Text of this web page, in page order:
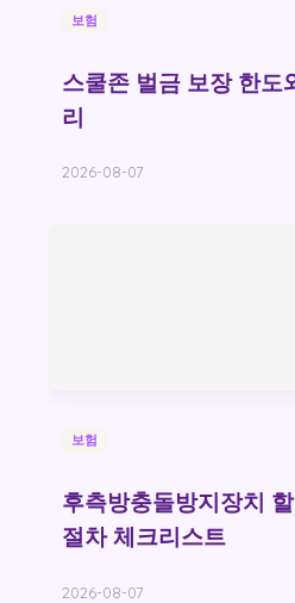
보험
스쿨존 벌금 보장 한도
리
2026-08-07
보험
후측방충돌방지장치
절차 체크리스트
2026-08-07